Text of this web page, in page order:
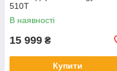
510T
В наявності
15 999 ₴
Купити